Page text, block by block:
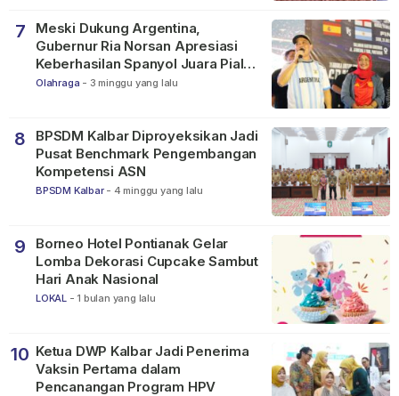
7
Meski Dukung Argentina,
Gubernur Ria Norsan Apresiasi
Keberhasilan Spanyol Juara Piala
Dunia FIFA 2026
Olahraga - 3 minggu yang lalu
8
BPSDM Kalbar Diproyeksikan Jadi
Pusat Benchmark Pengembangan
Kompetensi ASN
BPSDM Kalbar - 4 minggu yang lalu
9
Borneo Hotel Pontianak Gelar
Lomba Dekorasi Cupcake Sambut
Hari Anak Nasional
LOKAL - 1 bulan yang lalu
10 Ketua DWP Kalbar Jadi Penerima
Vaksin Pertama dalam
Pencanangan Program HPV